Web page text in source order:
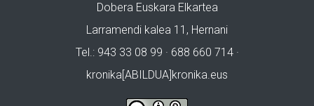
Dobera Euskara Elkartea
Larramendi kalea 11, Hernani
Tel.: 943 33 08 99 · 688 660 714 ·
kronika[ABILDUA]kronika.eus